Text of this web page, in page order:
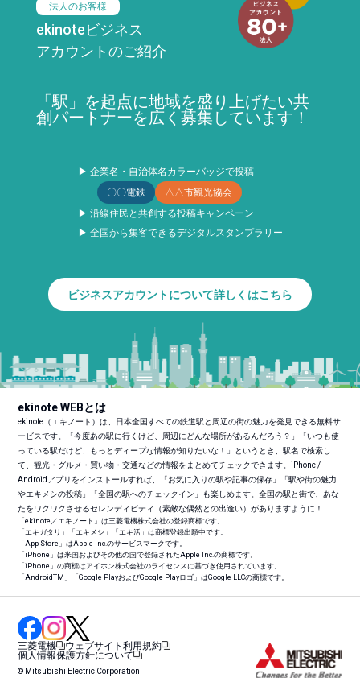
法人のお客様
ekinoteビジネス
アカウントのご紹介
「駅」を起点に地域を盛り上げたい共
創パートナーを広く募集しています！
▶ 企業名・自治体名カラーバッジで投稿
〇〇電鉄
△△市観光協会
▶ 沿線住民と共創する投稿キャンペーン
▶ 全国から集客できるデジタルスタンプラリー
ビジネスアカウントについて詳しくはこちら
ekinote WEBとは
ekinote（エキノート）は、日本全国すべての鉄道駅と周辺の街の魅力を発見できる無料サ
ービスです。「今度あの駅に行くけど、周辺にどんな場所があるんだろう？」「いつも使
っている駅だけど、もっとディープな情報が知りたいな！」というとき、駅名で検索し
て、観光・グルメ・買い物・交通などの情報をまとめてチェックできます。iPhone /
Androidアプリをインストールすれば、「お気に入りの駅や記事の保存」「駅や街の魅力
やエキメシの投稿」「全国の駅へのチェックイン」も楽しめます。全国の駅と街で、あな
たをワクワクさせるセレンディピティ（素敵な偶然との出逢い）がありますように！
「ekinote／エキノート」は三菱電機株式会社の登録商標です。
「エキガタリ」「エキメシ」「エキ活」は商標登録出願中です。
「App Store」はApple Inc.のサービスマークです。
「iPhone」は米国およびその他の国で登録されたApple Inc.の商標です。
「iPhone」の商標はアイホン株式会社のライセンスに基づき使用されています。
「AndroidTM 」「Google PlayおよびGoogle Playロゴ」はGoogle LLCの商標です。
三菱電機
ウェブサイト利用規約
個人情報保護方針について
© Mitsubishi Electric Corporation